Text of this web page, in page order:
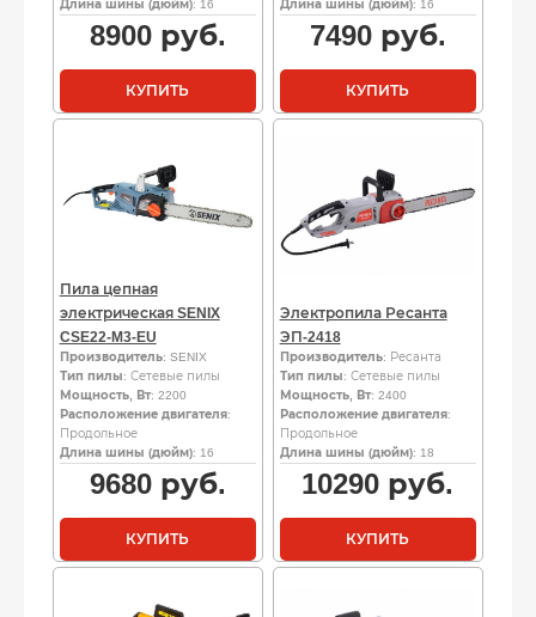
Длина шины (дюйм): 16
8900руб.
КУПИТЬ
Длина шины (дюйм): 16
7490руб.
КУПИТЬ
Пила цепная
электрическая SENIX
CSE22-M3-EU
Производитель: SENIX
Тип пилы: Сетевые пилы
Мощность, Вт: 2200
Расположение двигателя:
Продольное
Длина шины (дюйм): 16
9680руб.
КУПИТЬ
Электропила Ресанта
ЭП-2418
Производитель: Ресанта
Тип пилы: Сетевые пилы
Мощность, Вт: 2400
Расположение двигателя:
Продольное
Длина шины (дюйм): 18
10290 руб.
КУПИТЬ